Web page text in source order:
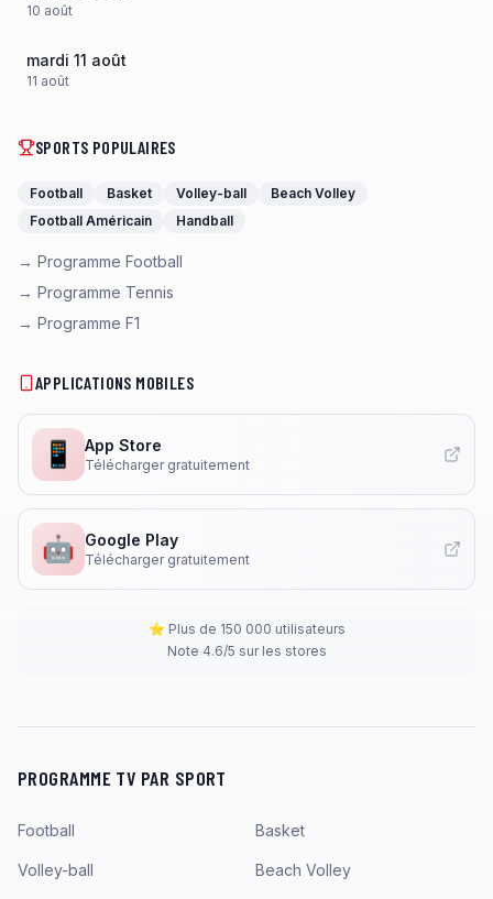
10 août
mardi 11 août
11 août
SPORTS POPULAIRES
Football Basket Volley-ball
Beach Volley
Football Américain
Handball
→ Programme Football
→ Programme Tennis
→ Programme F1
APPLICATIONS MOBILES
📱 App Store
Télécharger gratuitement
🤖 Google Play
Télécharger gratuitement
⭐ Plus de 150 000 utilisateurs
Note 4.6/5 sur les stores
PROGRAMME TV PAR SPORT
Football Basket
Volley-ball Beach Volley